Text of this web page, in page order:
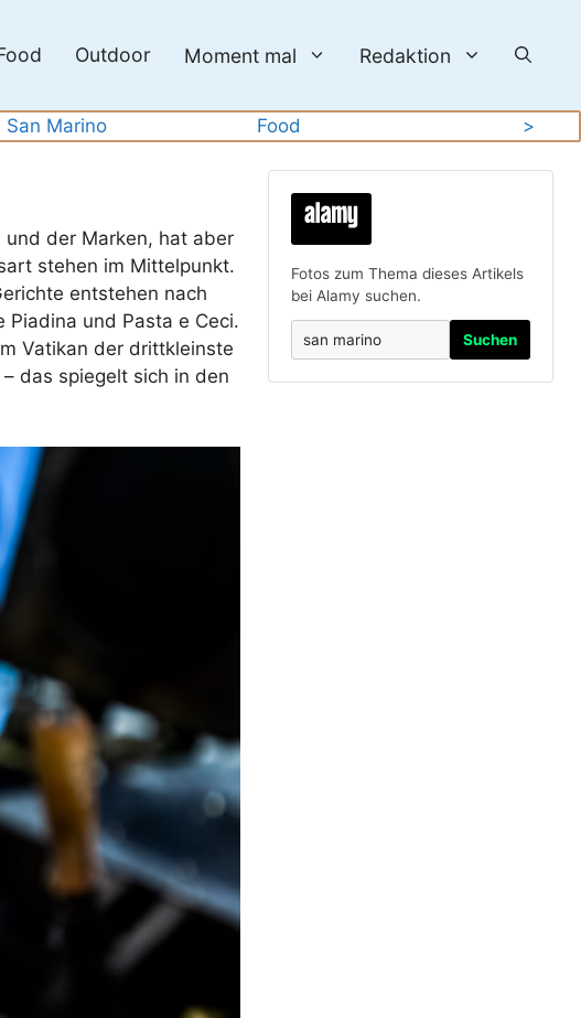
Outdoor Moment mal Redaktion
San Marino Food >
und der Marken, hat aber
stehen im Mittelpunkt.
entstehen nach
und Pasta e Ceci.
Vatikan der drittkleinste
das spiegelt sich in den
Fotos zum Thema dieses Artikels
bei Alamy suchen.
Suchen